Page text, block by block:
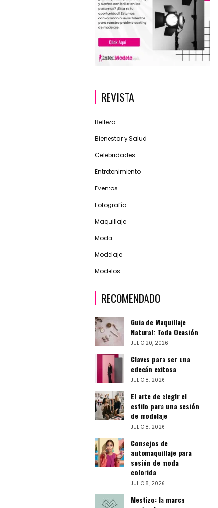
REVISTA
Belleza
Bienestar y Salud
Celebridades
Entretenimiento
Eventos
Fotografía
Maquillaje
Moda
Modelaje
Modelos
RECOMENDADO
Guía de Maquillaje
Natural: Toda Ocasión
JULIO 20, 2026
Claves para ser una
edecán exitosa
JULIO 8, 2026
El arte de elegir el
estilo para una sesión
de modelaje
JULIO 8, 2026
Consejos de
automaquillaje para
sesión de moda
colorida
JULIO 8, 2026
Mestizo: la marca